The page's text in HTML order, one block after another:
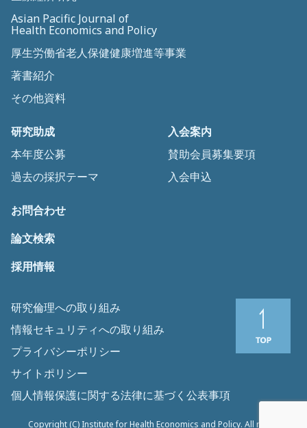
Asian Pacific Journal of
Health Economics and Policy
厚生労働省老人保健健康増進等事業
著書紹介
その他資料
研究助成
本年度公募
過去の採択テーマ
入会案内
賛助会員募集要項
入会申込
お問合わせ
論文検索
採用情報
研究倫理への取り組み
情報セキュリティへの取り組み
プライバシーポリシー
サイトポリシー
個人情報保護に関する法律に基づく公表事項
Copyright (C) Institute for Health Economics and Policy. All rights